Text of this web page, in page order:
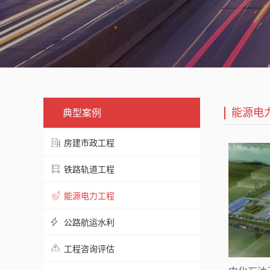
典型案例
房建市政工程
铁路轨道工程
能源电力工程
公路航运水利
工程咨询评估
能源电